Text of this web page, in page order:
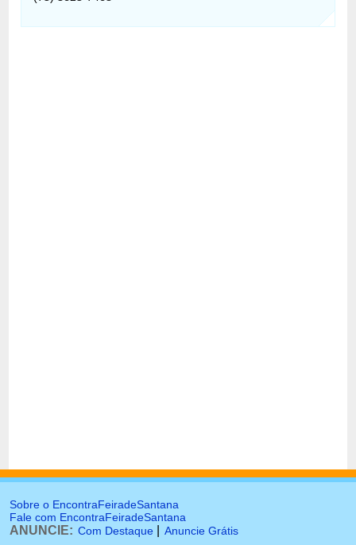
Sobre o EncontraFeiradeSantana
Fale com EncontraFeiradeSantana
ANUNCIE: Com Destaque Anuncie Grátis